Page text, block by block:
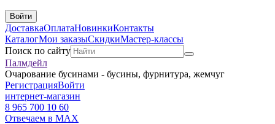
Войти
ДоставкаОплатаНовинкиКонтакты
КаталогМои заказыСкидкиМастер-классы
Поиск по сайту
Палмдейл
Очарование бусинами - бусины, фурнитура, жемчуг
РегистрацияВойти
интернет-магазин
8 965 700 10 60
Отвечаем в MAX